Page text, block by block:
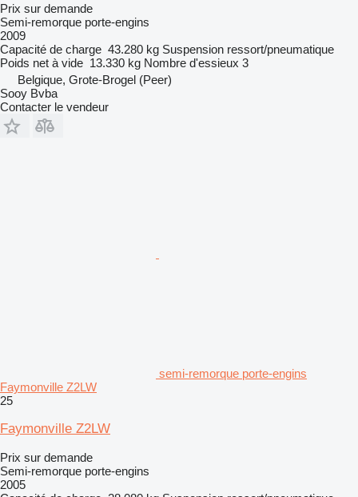
Prix sur demande
Semi-remorque porte-engins
2009
Capacité de charge 43.280 kg Suspension ressort/pneumatique
Poids net à vide 13.330 kg Nombre d'essieux 3
Belgique, Grote-Brogel (Peer)
Sooy Bvba
Contacter le vendeur
semi-remorque porte-engins
Faymonville Z2LW
25
Faymonville Z2LW
Prix sur demande
Semi-remorque porte-engins
2005